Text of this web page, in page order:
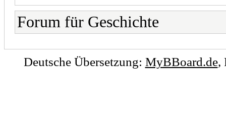
Forum für Geschichte
Deutsche Übersetzung: MyBBoard.de,